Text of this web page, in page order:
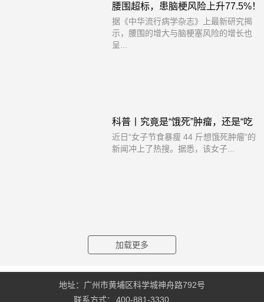
腰围超标，患脑梗风险上升77.5%！
除了减重，还要警惕这些风险→
据《中华流行病学杂志》上最新研究揭
示，腰围的增大与脑梗塞风险的增长也
呈...
科普丨究竟是“饿死”肿瘤，还是“吃
饱打倒”肿瘤？
近日“女子节食暴瘦 44 斤想饿死肿瘤”的
新闻冲上了热搜。据悉，该女子...
地址：广州市黄埔区科学城神舟路792号
联系方式：
400-881-3330